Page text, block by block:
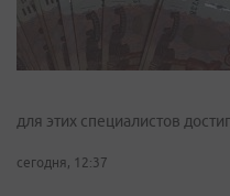
для этих специалистов
сегодня, 12:37